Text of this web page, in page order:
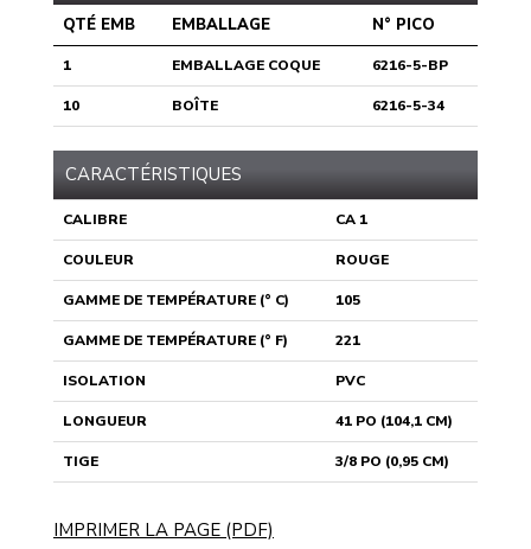
QTÉ EMB EMBALLAGE N° PICO
1 EMBALLAGE COQUE 6216-5-BP
10 BOÎTE 6216-5-34
CARACTÉRISTIQUES
CALIBRE CA 1
COULEUR ROUGE
GAMME DE TEMPÉRATURE (° C) 105
GAMME DE TEMPÉRATURE (° F) 221
ISOLATION PVC
LONGUEUR 41 PO (104,1 CM)
TIGE 3/8 PO (0,95 CM)
IMPRIMER LA PAGE (PDF)